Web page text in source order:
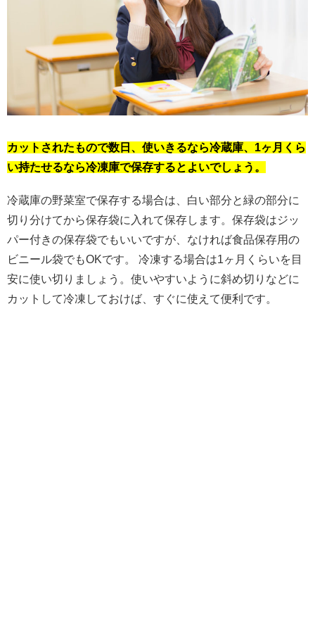
カットされたもので数日、使いきるなら冷蔵庫、1ヶ月くら
い持たせるなら冷凍庫で保存するとよいでしょう。
冷蔵庫の野菜室で保存する場合は、白い部分と緑の部分に
切り分けてから保存袋に入れて保存します。保存袋はジッ
パー付きの保存袋でもいいですが、なければ食品保存用の
ビニール袋でもOKです。 冷凍する場合は1ヶ月くらいを目
安に使い切りましょう。使いやすいように斜め切りなどに
カットして冷凍しておけば、すぐに使えて便利です。